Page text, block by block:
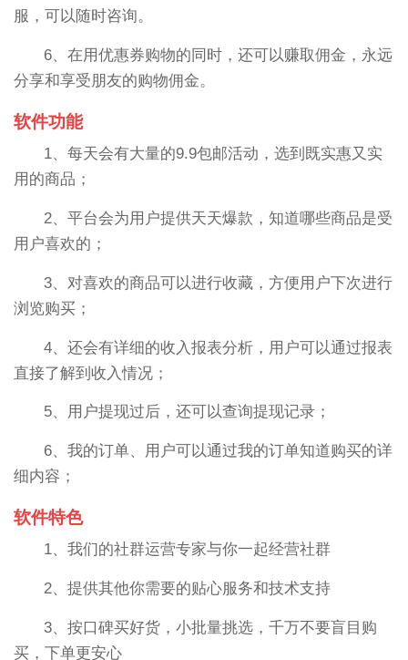
服，可以随时咨询。
6、在用优惠券购物的同时，还可以赚取佣金，永远
分享和享受朋友的购物佣金。
软件功能
1、每天会有大量的9.9包邮活动，选到既实惠又实
用的商品；
2、平台会为用户提供天天爆款，知道哪些商品是受
用户喜欢的；
3、对喜欢的商品可以进行收藏，方便用户下次进行
浏览购买；
4、还会有详细的收入报表分析，用户可以通过报表
直接了解到收入情况；
5、用户提现过后，还可以查询提现记录；
6、我的订单、用户可以通过我的订单知道购买的详
细内容；
软件特色
1、我们的社群运营专家与你一起经营社群
2、提供其他你需要的贴心服务和技术支持
3、按口碑买好货，小批量挑选，千万不要盲目购
买，下单更安心